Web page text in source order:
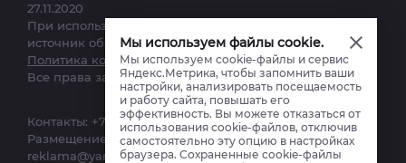
Мы используем файлы cookie.
Мы используем cookie-файлы и сервис
Яндекс.Метрика, чтобы запомнить ваши
настройки, анализировать посещаемость
и работу сайта, повышать его
эффективность. Вы можете отказаться от
использования cookie-файлов, отключив
самостоятельно эту опцию в настройках
браузера. Сохраненные cookie-файлы
27.11.2020
При использовании материалов сайта ссылка на
источник обязательна.
Политика конфиденциальности.
Все права защищены. © 2012–2025
Контакты: +7 (34922) 7-12-62, ks-yanao@yamal-media.ru
Размещение, реклама: +7(34922) 4-27-28
reklama@yamal-media.ru